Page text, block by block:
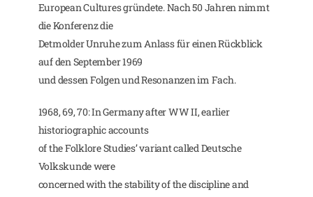
European Cultures gründete. Nach 50 Jahren nimmt
die Konferenz die
Detmolder Unruhe zum Anlass für einen Rückblick
auf den September 1969
und dessen Folgen und Resonanzen im Fach.
1968, 69, 70: In Germany after WW II, earlier
historiographic accounts
of the Folklore Studies’ variant called Deutsche
Volkskunde were
concerned with the stability of the discipline and